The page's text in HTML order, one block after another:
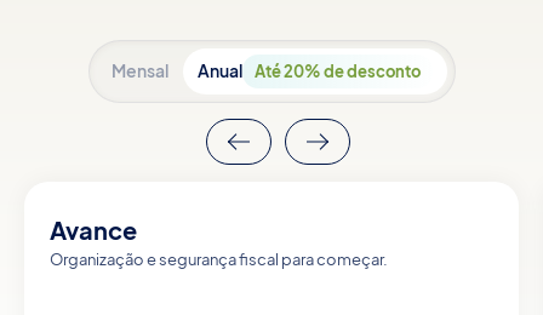
Mensal Anual Até 20% de desconto
Avance
Organização e segurança fiscal para começar.